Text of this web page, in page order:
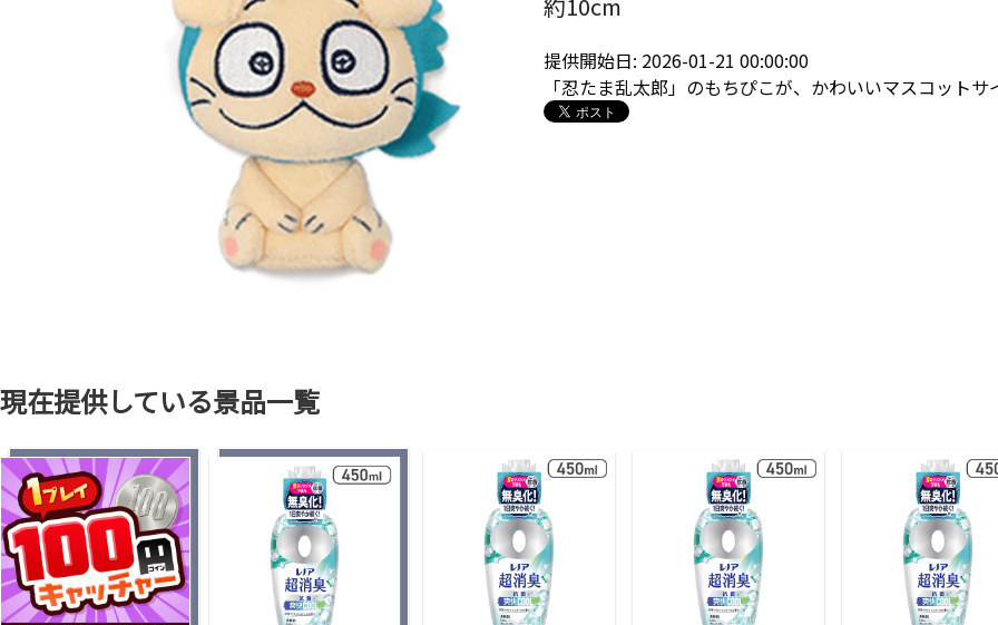
提供開始日: 2026-01-21 00:00:00
「忍たま乱太郎」のもちぴこが、かわいいマスコットサ
現在提供している景品一覧